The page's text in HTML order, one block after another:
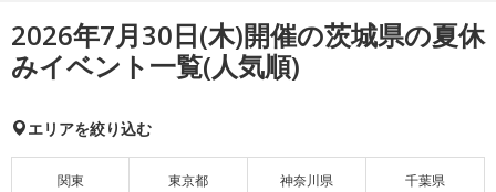
2026年7月30日(木)開催の茨城県の夏休
みイベント一覧(人気順)
エリアを絞り込む
関東 東京都 神奈川県 千葉県